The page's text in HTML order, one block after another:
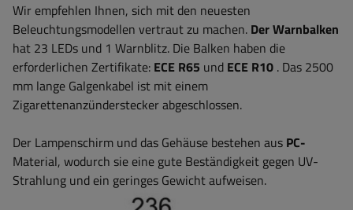
Wir empfehlen Ihnen, sich mit den neuesten
Beleuchtungsmodellen vertraut zu machen. Der Warnbalken
hat 23 LEDs und 1 Warnblitz. Die Balken haben die
erforderlichen Zertifikate: ECE R65 und ECE R10 . Das 2500
mm lange Galgenkabel ist mit einem
Zigarettenanzünderstecker abgeschlossen.
Der Lampenschirm und das Gehäuse bestehen aus PC-
Material, wodurch sie eine gute Beständigkeit gegen UV-
Strahlung und ein geringes Gewicht aufweisen.